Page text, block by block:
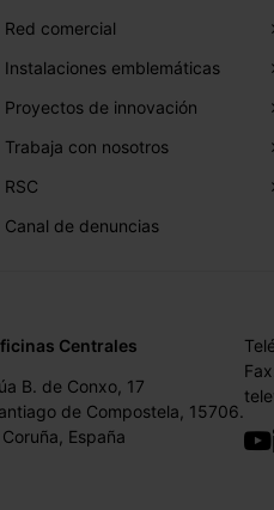
Red comercial
Instalaciones emblemáticas
Proyectos de innovación
Trabaja con nosotros
RSC
Canal de denuncias
Centrales
B. de Conxo, 17
de Compostela, 15706.
Coruña, España